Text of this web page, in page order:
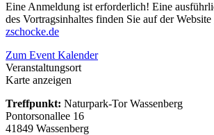
Eine Anmeldung ist erforderlich! Eine
des Vortragsinhaltes finden Sie auf der Website
zschocke.de
Zum Event Kalender
Veranstaltungsort
Karte anzeigen
Treffpunkt: Naturpark-Tor Wassenberg
Pontorsonallee 16
41849 Wassenberg